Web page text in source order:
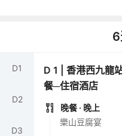
6
D1
D2
D3
D1 |香港西九龍
餐─住宿酒店
晚餐 · 晚上
樂山豆腐宴